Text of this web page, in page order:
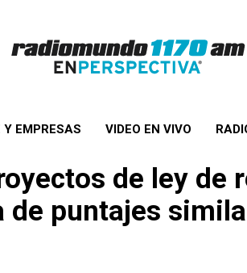
Y EMPRESAS VIDEO EN VIVO
de ley de
puntajes